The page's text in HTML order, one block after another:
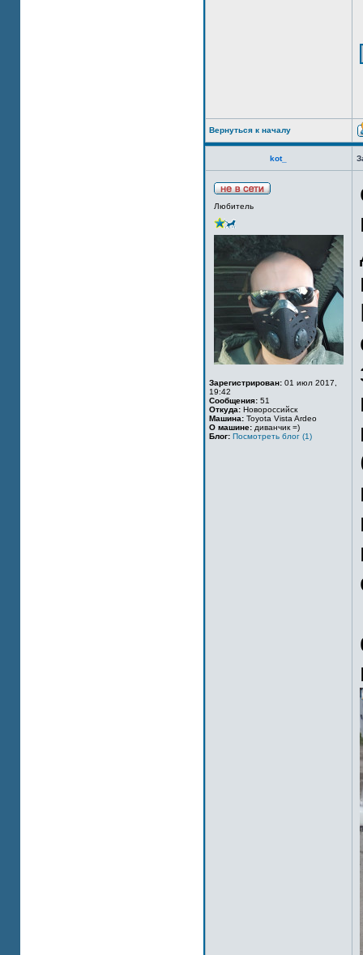
Вернуться к началу
kot_
Любитель
Зарегистрирован: 01 июл 2017,
19:42
Сообщения: 51
Откуда: Новороссийск
Машина: Toyota Vista Ardeo
О машине: диванчик =)
Блог: Посмотреть блог (1)